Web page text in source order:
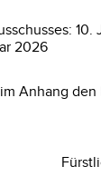
10.
2026
Anhang